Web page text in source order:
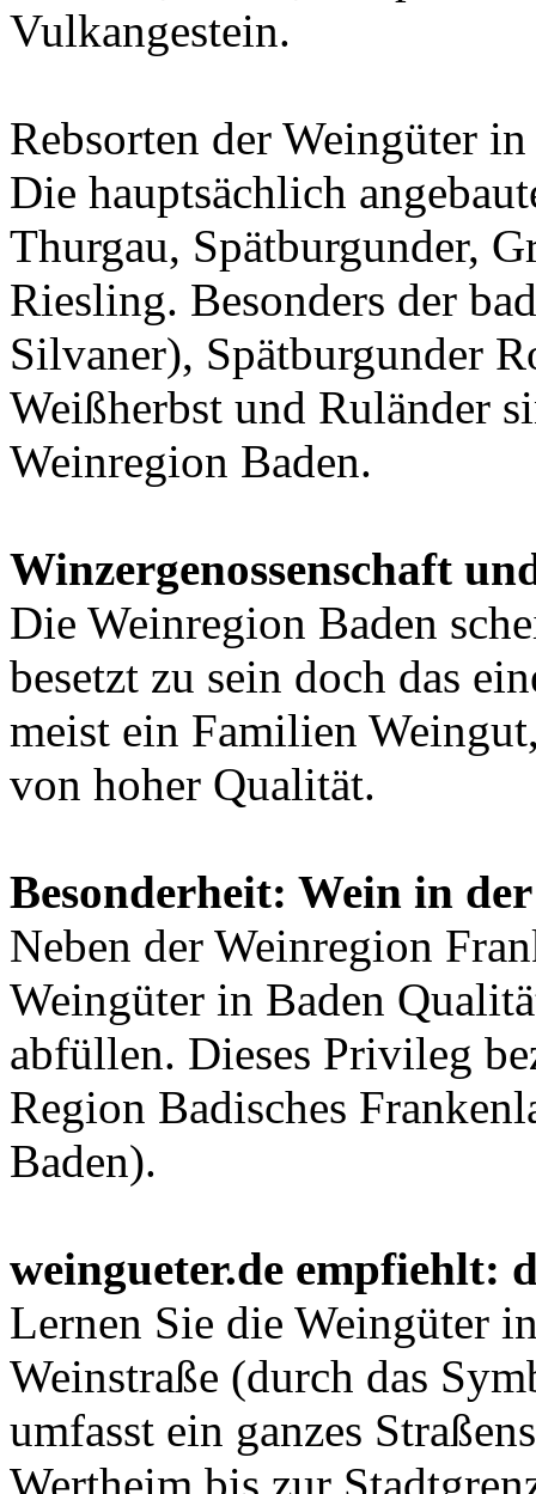
Vulkangestein.
Rebsorten der Weingüter
Die hauptsächlich
Thurgau, Spätburgunder,
Riesling. Besonders der
Silvaner), Spätburgunder
Weißherbst und Ruländer
Weinregion Baden.
Winzergenossenschaft
Die Weinregion Baden
besetzt zu sein doch das
meist ein Familien
von hoher Qualität.
Besonderheit: Wein in
Neben der Weinregion
Weingüter in Baden
abfüllen. Dieses Privileg
Region Badisches
Baden).
weingueter.de empfiehlt:
Lernen Sie die Weingüter
Weinstraße (durch das
umfasst ein ganzes
Wertheim bis zur